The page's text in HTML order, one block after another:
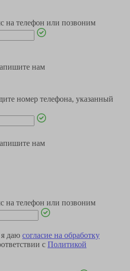
на телефон или позвоним
нам
номер телефона, указанный
нам
на телефон или позвоним
даю согласие на обработку
с Политикой